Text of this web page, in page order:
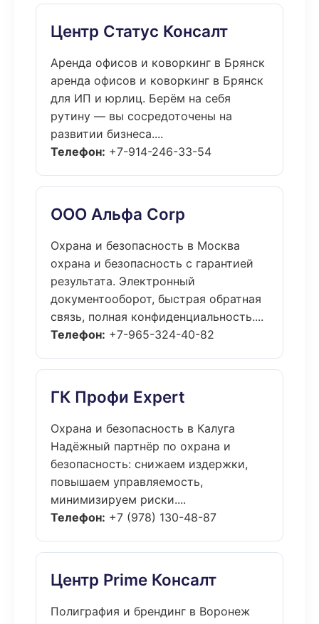
Центр Статус Консалт
Аренда офисов и коворкинг в Брянск
аренда офисов и коворкинг в Брянск
для ИП и юрлиц. Берём на себя
рутину — вы сосредоточены на
развитии бизнеса....
Телефон: +7-914-246-33-54
ООО Альфа Corp
Охрана и безопасность в Москва
охрана и безопасность с гарантией
результата. Электронный
документооборот, быстрая обратная
связь, полная конфиденциальность....
Телефон: +7-965-324-40-82
ГК Профи Expert
Охрана и безопасность в Калуга
Надёжный партнёр по охрана и
безопасность: снижаем издержки,
повышаем управляемость,
минимизируем риски....
Телефон: +7 (978) 130-48-87
Центр Prime Консалт
Полиграфия и брендинг в Воронеж